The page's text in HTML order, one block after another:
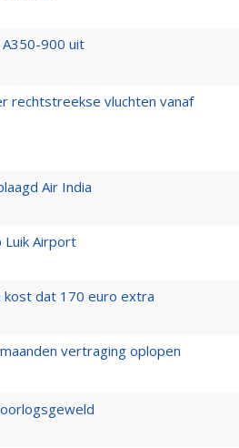
900 uit
rechtstreekse vluchten vanaf
Air India
Luik Airport
kost dat 170 euro extra
vertraging oplopen